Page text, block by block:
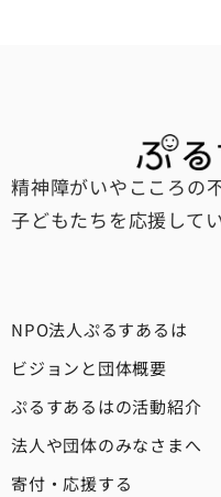
精神障がいやこころの
子どもたちを応援して
NPO法人ぷるすあるは
ビジョンと団体概要
ぷるすあるはの活動紹介
法人や団体のみなさまへ
寄付・応援する